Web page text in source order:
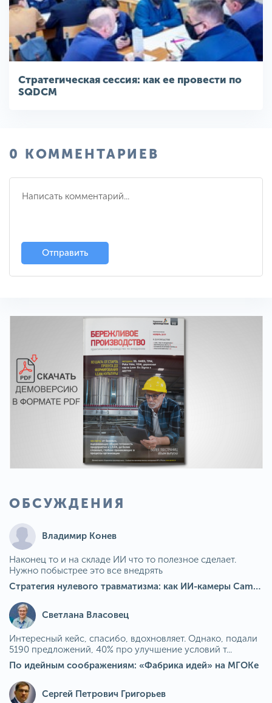
Стратегическая сессия: как ее провести по
SQDCM
0 КОММЕНТАРИЕВ
Отправить
ОБСУЖДЕНИЯ
Владимир Конев
Наконец то и на складе ИИ что то полезное сделает.
Нужно побыстрее это все внедрять
Стратегия нулевого травматизма: как ИИ-камеры Camkord снижают риск наезда на пешехода при работе на погрузчике
Светлана Власовец
Интересный кейс, спасибо, вдохновляет. Однако, подали
5190 предложений, 40% про улучшение условий т...
По идейным соображениям: «Фабрика идей» на МГОКе
Сергей Петрович Григорьев